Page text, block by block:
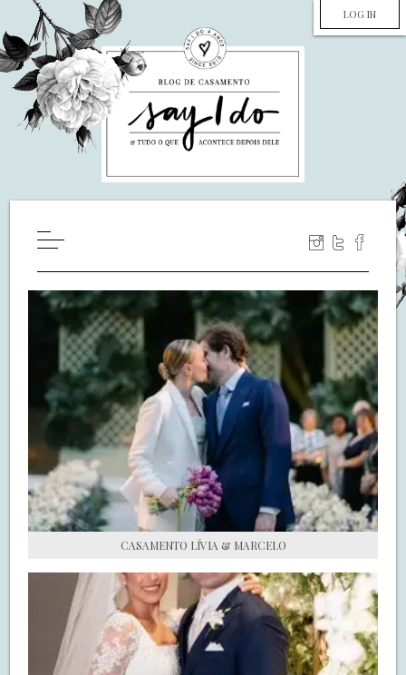
LOG IN
WILL YOU MARRY ME?
LUA DE MEL
COZINHA
DECORAÇÃO
DE NOIVA PRA NOIVA
S.O.S CASADAS
FALE COM O SAY I DO
CASAMENTO LÍVIA & MARCELO